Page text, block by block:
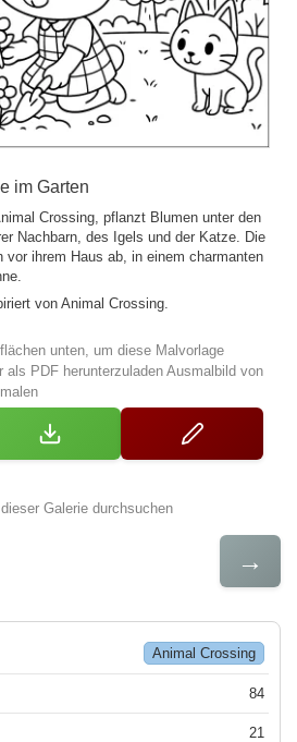
im Garten
Crossing, pflanzt Blumen unter den
Nachbarn, des Igels und der Katze. Die
ihrem Haus ab, in einem charmanten
von Animal Crossing.
unten, um diese Malvorlage
als PDF herunterzuladen Ausmalbild von
Galerie durchsuchen
→
Animal Crossing
84
21